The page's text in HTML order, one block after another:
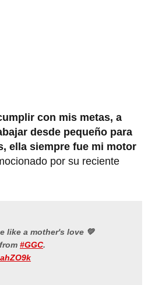
con mis metas, a
desde pequeño para
ella siempre fue mi motor
por su reciente
like a mother's love 💚
#GGC.